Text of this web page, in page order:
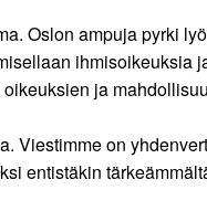
Oslon ampuja pyrki
ihmisoikeuksia
ja
Viestimme on
entistäkin